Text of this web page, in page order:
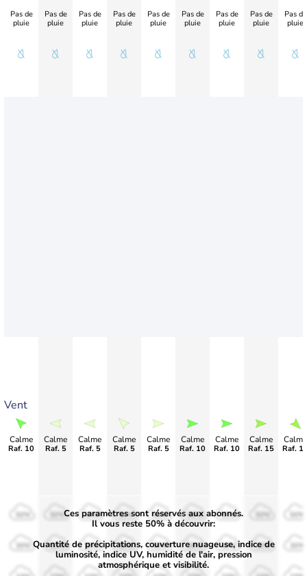
Vent
Pas de
pluie
Calme
Raf. 10
Pas de
pluie
Calme
Raf. 5
Pas de
pluie
Calme
Raf. 5
Pas de
pluie
Calme
Raf. 5
Pas de
pluie
Calme
Raf. 5
Pas de
pluie
Calme
Raf. 10
Pas de
pluie
Calme
Raf. 10
Pas de
pluie
Calme
Raf. 15
Pas de
pluie
Calme
Raf.
50%
30%
50%
30%
50%
30%
50%
30%
50%
30%
50%
30%
50%
30% 30% 30%
Ces paramètres sont réservés aux abonnés.
Il vous reste 50% à découvrir:
Quantité de précipitations, couverture nuageuse, indice de
luminosité, indice UV, humidité de l'air, pression
atmosphérique et visibilité.